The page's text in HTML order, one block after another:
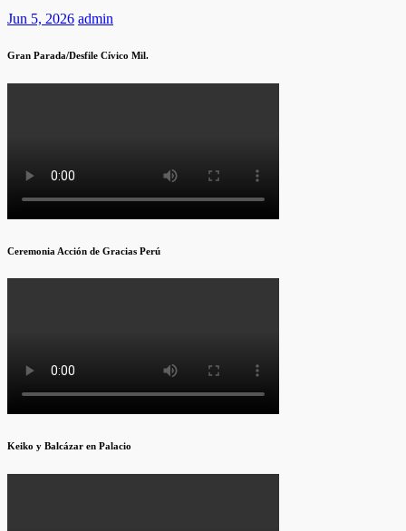
Jun 5, 2026 admin
Gran Parada/Desfile Cívico Mil.
Ceremonia Acción de Gracias Perú
Keiko y Balcázar en Palacio